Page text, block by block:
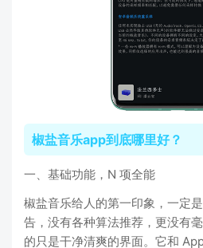
椒盐音乐app到底哪里好？
一、基础功能，N 项全能
椒盐音乐给人的第一印象，一定
告，没有各种算法推荐，更没有
的只是干净清爽的界面。它和